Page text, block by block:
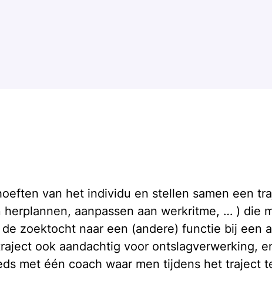
van het individu en stellen samen een
aanpassen aan werkritme, … ) die
zoektocht naar een (andere) functie bij een
ook aandachtig voor ontslagverwerking,
met één coach waar men tijdens het traject